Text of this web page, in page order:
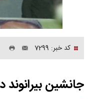
کد خبر: 7299
جانشین